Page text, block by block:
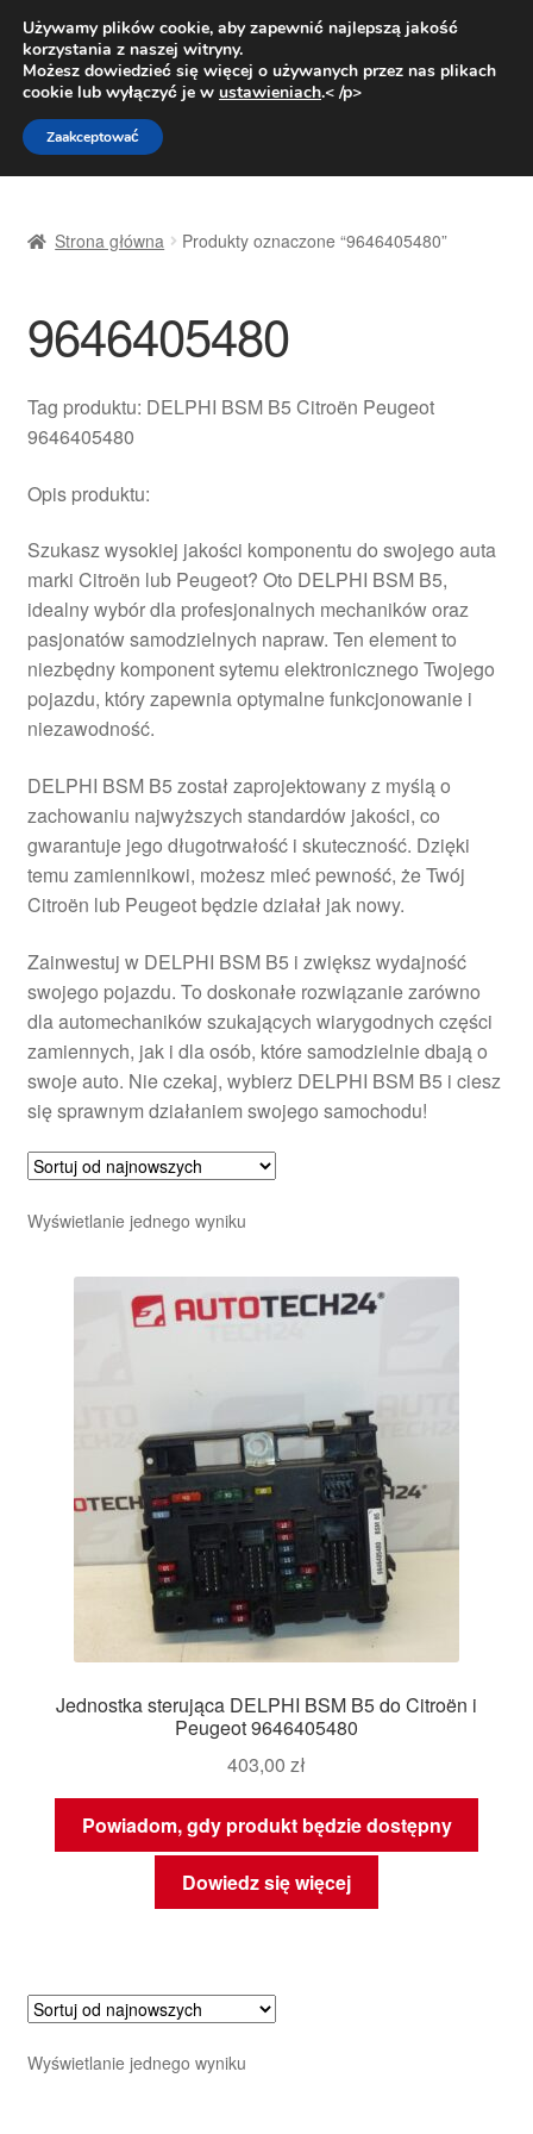
DOSTAWA od 31 zł
Pn.-pt. 9:00-16:00800 003 167
Przejdź
do
nawigacji
Przejdź
do
treści
Dostawa
Dostawa na cały świat
Moje konto
O nas
Płatności
Polityka prywatności
Procedura reklamacyjna
Wózek
Zamówienia
Zasady i warunki
Strona główna Produkty oznaczone “9646405480”
9646405480
Tag produktu: DELPHI BSM B5 Citroën Peugeot
9646405480
Opis produktu:
Szukasz wysokiej jakości komponentu do swojego auta
marki Citroën lub Peugeot? Oto DELPHI BSM B5,
idealny wybór dla profesjonalnych mechaników oraz
pasjonatów samodzielnych napraw. Ten element to
niezbędny komponent sytemu elektronicznego Twojego
pojazdu, który zapewnia optymalne funkcjonowanie i
niezawodność.
DELPHI BSM B5 został zaprojektowany z myślą o
zachowaniu najwyższych standardów jakości, co
gwarantuje jego długotrwałość i skuteczność. Dzięki
temu zamiennikowi, możesz mieć pewność, że Twój
Citroën lub Peugeot będzie działał jak nowy.
Zainwestuj w DELPHI BSM B5 i zwiększ wydajność
swojego pojazdu. To doskonałe rozwiązanie zarówno
dla automechaników szukających wiarygodnych części
zamiennych, jak i dla osób, które samodzielnie dbają o
swoje auto. Nie czekaj, wybierz DELPHI BSM B5 i ciesz
się sprawnym działaniem swojego samochodu!
Wyświetlanie jednego wyniku
Jednostka sterująca DELPHI BSM B5 do Citroën i
Peugeot 9646405480
403,00 zł
Powiadom, gdy produkt będzie dostępny
Dowiedz się więcej
Wyświetlanie jednego wyniku
Używamy plików cookie, aby zapewnić najlepszą jakość
korzystania z naszej witryny.
Możesz dowiedzieć się więcej o używanych przez nas plikach
cookie lub wyłączyć je w ustawieniach.< /p>
Zaakceptować